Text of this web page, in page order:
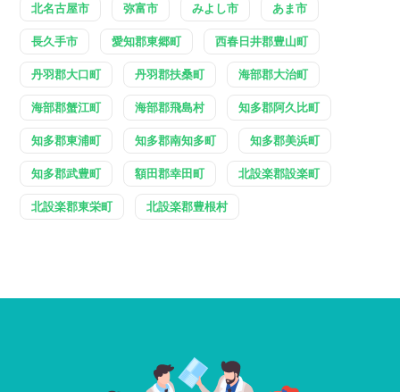
北名古屋市 弥富市 みよし市 あま市
長久手市 愛知郡東郷町 西春日井郡豊山町
丹羽郡大口町 丹羽郡扶桑町 海部郡大治町
海部郡蟹江町 海部郡飛島村 知多郡阿久比町
知多郡東浦町 知多郡南知多町 知多郡美浜町
知多郡武豊町 額田郡幸田町 北設楽郡設楽町
北設楽郡東栄町 北設楽郡豊根村